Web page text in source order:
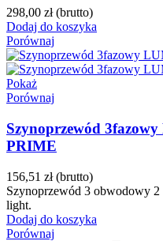
298,00 zł (brutto)
Dodaj do koszyka
Porównaj
Pokaż
Porównaj
Szynoprzewód
PRIME
156,51 zł (brutto)
Szynoprzewód 3 obwodowy
light.
Dodaj do koszyka
Porównaj